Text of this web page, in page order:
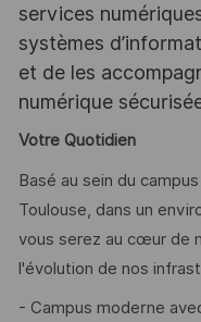
services
systèmes
et de les
numérique
Votre Quotidien
Basé au sein du
Toulouse, dans un
vous serez au cœur de
l'évolution de nos
- Campus moderne